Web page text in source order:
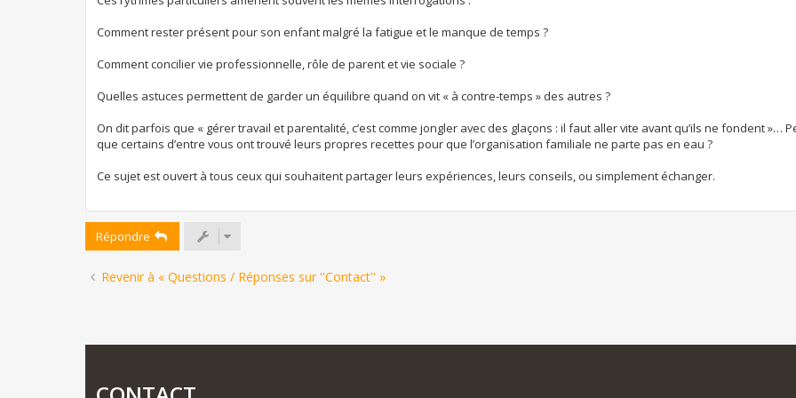
e
Comment rester présent pour son enfant malgré la fatigue et le manque de temps ?
Comment concilier vie professionnelle, rôle de parent et vie sociale ?
Quelles astuces permettent de garder un équilibre quand on vit « à contre-temps » des autres ?
On dit parfois que « gérer travail et parentalité, c’est comme jongler avec des glaçons : il faut aller vite avant qu’ils ne fondent »…
que certains d’entre vous ont trouvé leurs propres recettes pour que l’organisation familiale ne parte pas en eau ?
Ce sujet est ouvert à tous ceux qui souhaitent partager leurs expériences, leurs conseils, ou simplement échanger.
Répondre
Revenir à « Questions / Réponses sur ''Contact'' »